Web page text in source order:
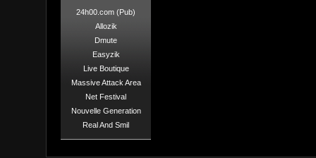
24h00.com (Pub)
Allozik
Dmute
Easyzik
Live Boutique
Massive Attack Area
Net Festival
Nouvelle Generation
Real And Smil